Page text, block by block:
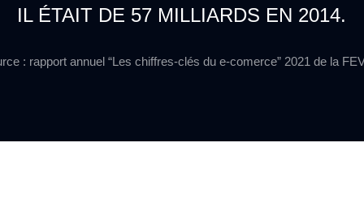
IL ÉTAIT DE 57 MILLIARDS EN 2014.
: rapport annuel “Les chiffres-clés du e-comerce” 2021 de la